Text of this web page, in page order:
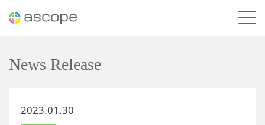
News Release
2023.01.30